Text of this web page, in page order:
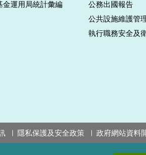
金運用局統計彙編
公務出國報告
公共設施維護管
執行職務安全及
隱私保護及安全政策 政府網站資料